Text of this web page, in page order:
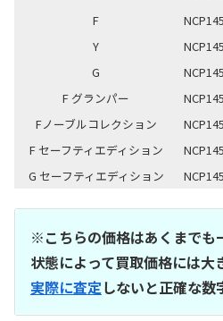
F
NCP145
Y
NCP145
G
NCP145
F グランパー
NCP145
Fノーブルコレクション
NCP145
F セーフティエディション
NCP145
G セーフティエディション
NCP145
※こちらの価格はあくまでも
状態によって買取価格には大
実際に査定しないと正確な数